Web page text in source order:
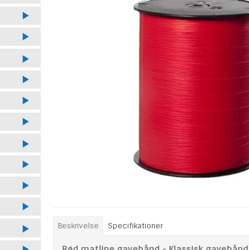
Beskrivelse Specifikationer